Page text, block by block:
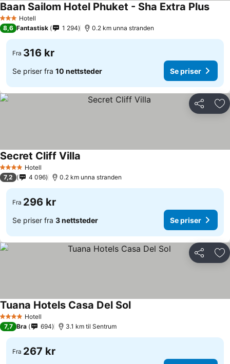
3 StjernerHotell
Baan Sailom Hotel Phuket - Sha Extra Plus
8,6 Fantastisk 1 294 0.2 km unna stranden
Fra 316 kr
Se priser fra 10 nettsteder Se priser
Del
4 StjernerHotell
Secret Cliff Villa
7,2 4 096 0.2 km unna stranden
Fra 296 kr
Se priser fra 3 nettsteder Se priser
Del
4 StjernerHotell
Tuana Hotels Casa Del Sol
7,7 Bra 694 3.1 km til Sentrum
Fra 267 kr